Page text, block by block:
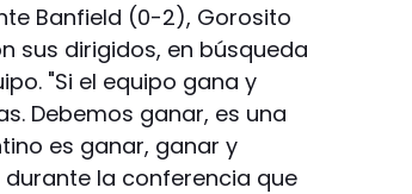
Banfield (0-2), Gorosito
sus dirigidos, en búsqueda
"Si el equipo gana y
Debemos ganar, es una
es ganar, ganar y
la conferencia que